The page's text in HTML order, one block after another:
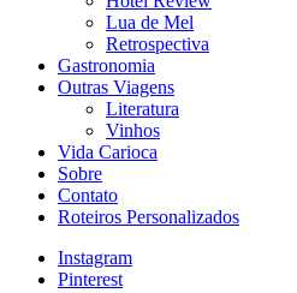
Lua de Mel
Retrospectiva
Gastronomia
Outras Viagens
Literatura
Vinhos
Vida Carioca
Sobre
Contato
Roteiros Personalizados
Instagram
Pinterest